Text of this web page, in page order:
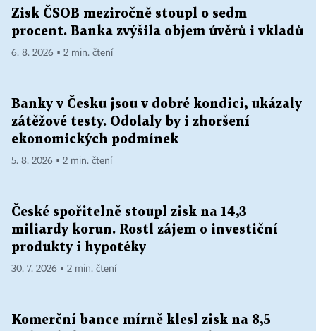
Zisk ČSOB meziročně stoupl o sedm
procent. Banka zvýšila objem úvěrů i vkladů
6. 8. 2026 ▪ 2 min. čtení
Banky v Česku jsou v dobré kondici, ukázaly
zátěžové testy. Odolaly by i zhoršení
ekonomických podmínek
5. 8. 2026 ▪ 2 min. čtení
České spořitelně stoupl zisk na 14,3
miliardy korun. Rostl zájem o investiční
produkty i hypotéky
30. 7. 2026 ▪ 2 min. čtení
Komerční bance mírně klesl zisk na 8,5